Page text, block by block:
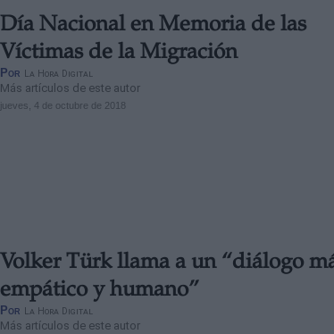
Día Nacional en Memoria de las
Víctimas de la Migración
Por La Hora Digital
Más artículos de este autor
jueves, 4 de octubre de 2018
Volker Türk llama a un “diálogo
empático y humano”
Por La Hora Digital
Más artículos de este autor